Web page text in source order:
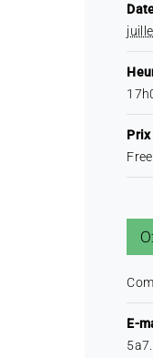
Prix
Free
E-